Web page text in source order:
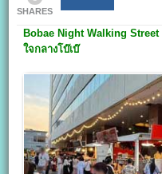
SHARES
Bobae Night Walking Street
ใจกลางโบ๊เบ๊